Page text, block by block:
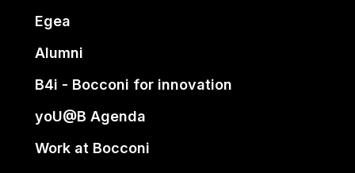
Egea
Alumni
B4i - Bocconi for innovation
yoU@B Agenda
Work at Bocconi